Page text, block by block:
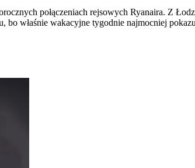
połączeniach rejsowych Ryanaira. Z
właśnie wakacyjne tygodnie najmocniej